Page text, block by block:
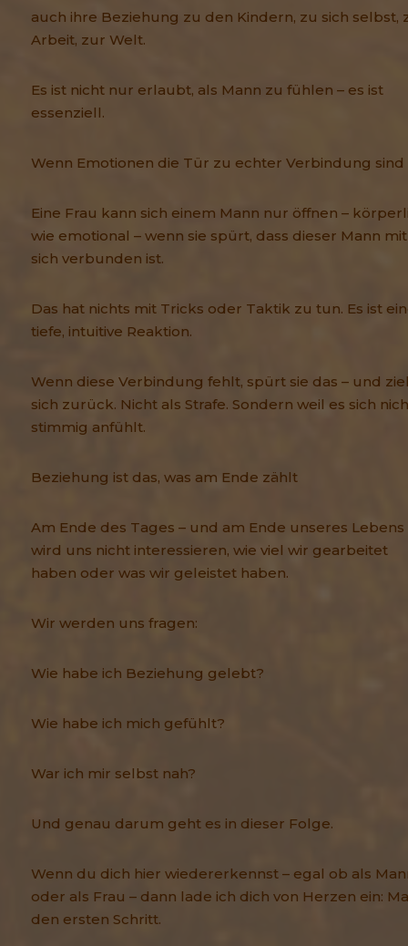
auch ihre Beziehung zu den Kindern, zu sich selbst,
Arbeit, zur Welt.
Es ist nicht nur erlaubt, als Mann zu fühlen – es ist
essenziell.
Wenn Emotionen die Tür zu echter Verbindung sind
Eine Frau kann sich einem Mann nur öffnen –
wie emotional – wenn sie spürt, dass dieser Mann mit
sich verbunden ist.
Das hat nichts mit Tricks oder Taktik zu tun. Es ist
tiefe, intuitive Reaktion.
Wenn diese Verbindung fehlt, spürt sie das – und
sich zurück. Nicht als Strafe. Sondern weil es sich
stimmig anfühlt.
Beziehung ist das, was am Ende zählt
Am Ende des Tages – und am Ende unseres Lebens
wird uns nicht interessieren, wie viel wir gearbeitet
haben oder was wir geleistet haben.
Wir werden uns fragen:
Wie habe ich Beziehung gelebt?
Wie habe ich mich gefühlt?
War ich mir selbst nah?
Und genau darum geht es in dieser Folge.
Wenn du dich hier wiedererkennst – egal ob als
oder als Frau – dann lade ich dich von Herzen ein:
den ersten Schritt.